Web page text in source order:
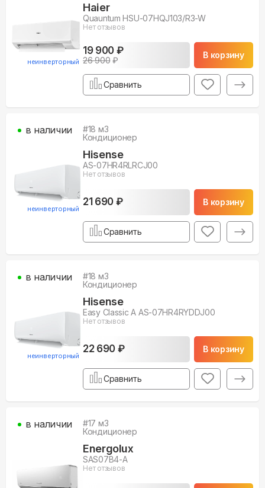
неинверторный
Haier
Quauntum HSU-07HQJ103/R3-W
Нет отзывов
19 900 ₽
26 900₽
В корзину
Сравнить
неинверторный
#18 м3
Кондиционер
Hisense
AS-07HR4RLRCJ00
Нет отзывов
21 690 ₽ В корзину
в наличии
Сравнить
неинверторный
#18 м3
Кондиционер
Hisense
Easy Classic A AS-07HR4RYDDJ00
Нет отзывов
22 690 ₽ В корзину
в наличии
Сравнить
#17 м3
Кондиционер
Energolux
SAS07B4-A
Нет отзывов
в наличии